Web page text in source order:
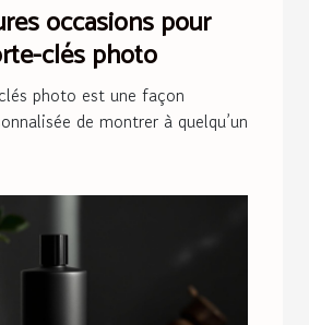
occasions pour
clés photo
photo est une façon
de montrer à quelqu’un